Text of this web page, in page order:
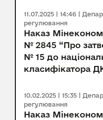
11.07.2025 | 14:46 |
регулювання
Наказ
№ 2845 “Про
№ 15 до
класифікатора
10.02.2025 | 15:35 |
регулювання
Наказ